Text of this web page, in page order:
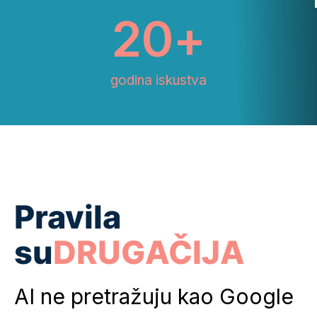
godina iskustva
20+
Pravila
suDRUGAČIJA
AI ne pretražuju kao Google